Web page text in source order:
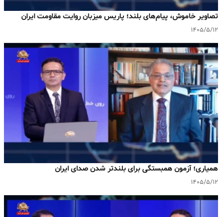
تصاویر خاموش، پیام‌های بلند؛ پاریس میزبان روایت مقاومت ایران
۱۴۰۵/۵/۱۲
همیاری؛ آزمون همبستگی برای بلندتر شدن صدای ایران
۱۴۰۵/۵/۱۲